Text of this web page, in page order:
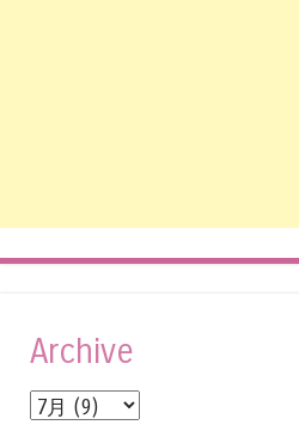
Archive